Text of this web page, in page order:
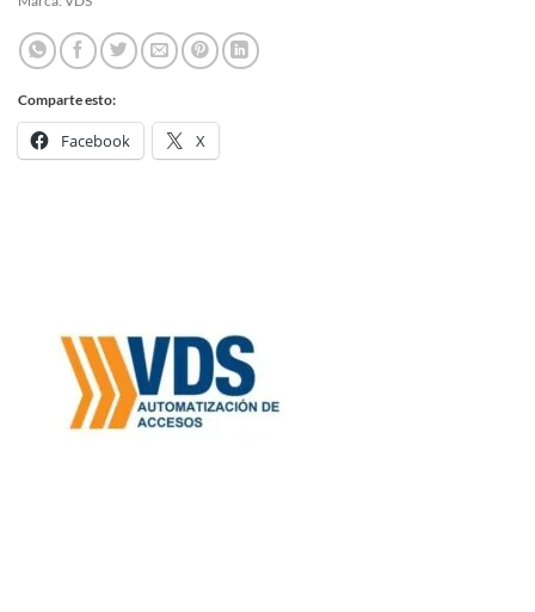
Comparte esto:
Facebook X